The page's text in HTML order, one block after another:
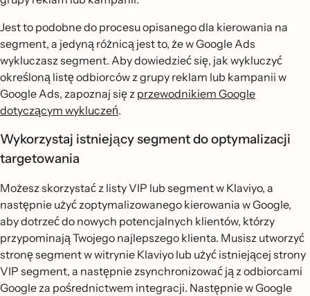
Jest to podobne do procesu opisanego dla kierowania na
segment, a jedyną różnicą jest to, że w Google Ads
wykluczasz segment. Aby dowiedzieć się, jak wykluczyć
określoną listę odbiorców z grupy reklam lub kampanii w
Google Ads, zapoznaj się z przewodnikiem Google
dotyczącym wykluczeń.
Wykorzystaj istniejący segment do optymalizacji
targetowania
Możesz skorzystać z listy VIP lub segment w Klaviyo, a
następnie użyć zoptymalizowanego kierowania w Google,
aby dotrzeć do nowych potencjalnych klientów, którzy
przypominają Twojego najlepszego klienta. Musisz utworzyć
stronę segment w witrynie Klaviyo lub użyć istniejącej strony
VIP segment, a następnie zsynchronizować ją z odbiorcami
Google za pośrednictwem integracji. Następnie w Google